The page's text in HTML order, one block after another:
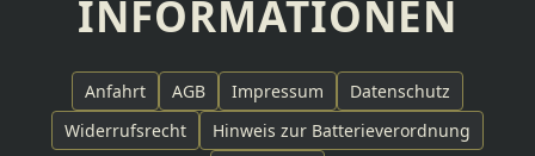
INFORMATIONEN
Anfahrt AGB Impressum
Datenschutz
Widerrufsrecht
Hinweis zur Batterieverordnung